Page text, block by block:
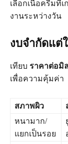
เลือกเนื้อครีมที่เ
งานระหว่างวัน
งบจำกัดแต่
เทียบ ราคาต่อมิ
เพื่อความคุ้มค่า
สภาพผิว
หนามาก/
แยกเป็นรอย